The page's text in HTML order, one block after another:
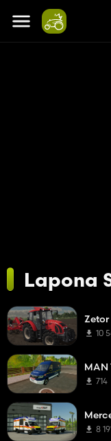
Lapona
Zetor
10
714
8